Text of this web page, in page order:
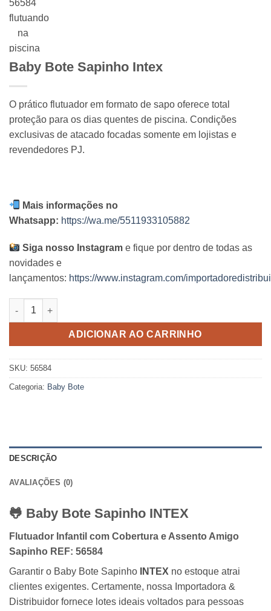
Baby Bote Sapinho Intex
O prático flutuador em formato de sapo oferece total
proteção para os dias quentes de piscina. Condições
exclusivas de atacado focadas somente em lojistas e
revendedores PJ.
Mais informações no
Whatsapp: https://wa.me/5511933105882
Siga nosso Instagram e fique por dentro de todas as
novidades e
lançamentos: https://www.instagram.com/
Baby Bote Sapinho Intex quantidade
ADICIONAR AO CARRINHO
SKU: 56584
Categoria: Baby Bote
DESCRIÇÃO
AVALIAÇÕES (0)
🐸 Baby Bote Sapinho INTEX
Flutuador Infantil com Cobertura e Assento Amigo
Sapinho REF: 56584
Garantir o Baby Bote Sapinho
INTEX no estoque atrai
clientes exigentes. Certamente, nossa Importadora &
Distribuidor fornece lotes ideais voltados para pessoas